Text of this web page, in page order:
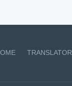
TRANSLATOR